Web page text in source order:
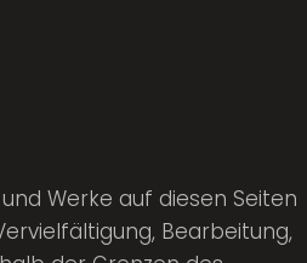
Werke auf diesen Seiten
Bearbeitung,